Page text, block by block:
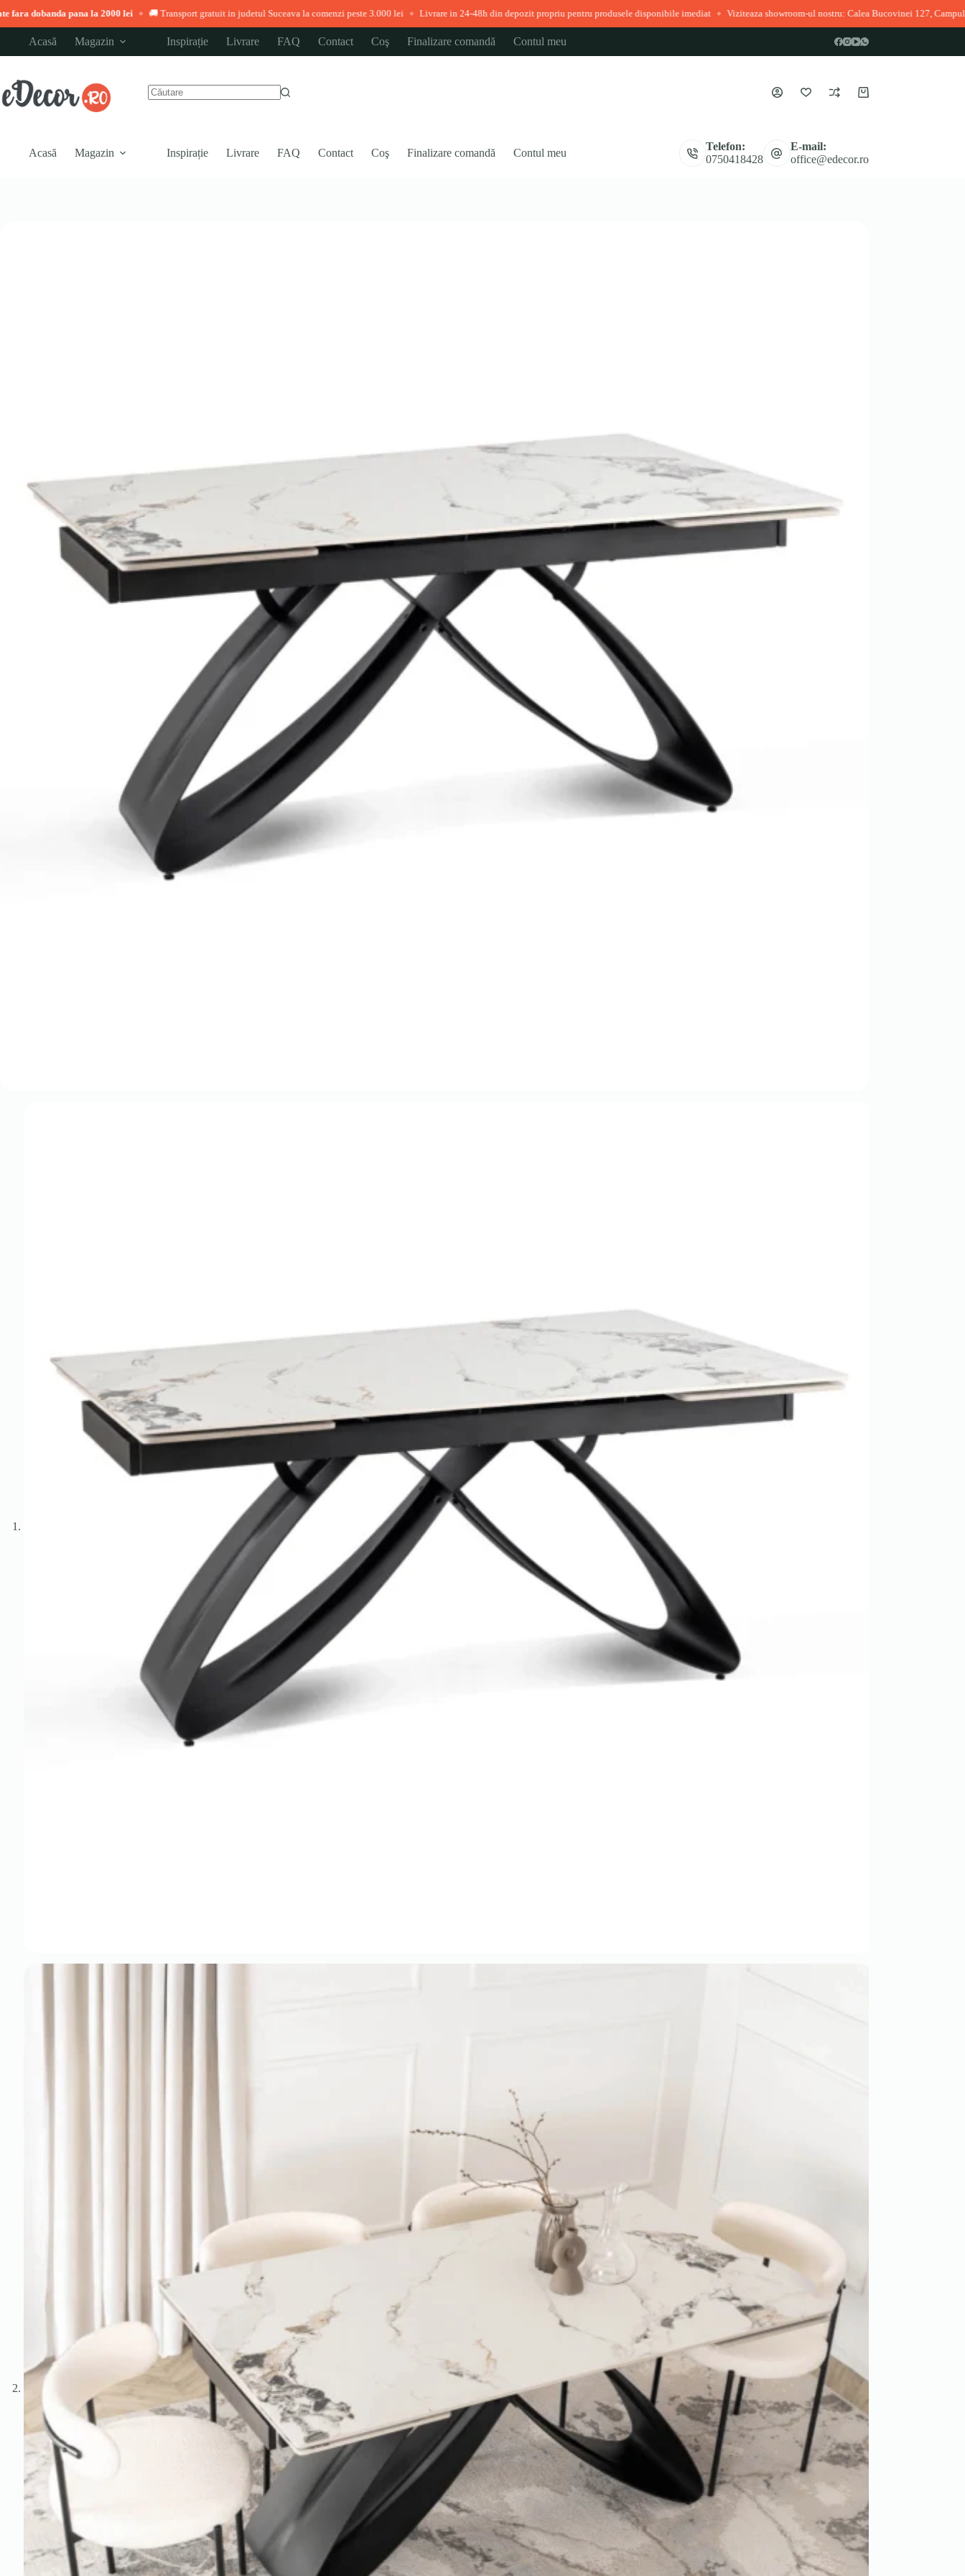
pana la 2000 lei ◆ 🚚 Transport gratuit in judetul Suceava la comenzi peste 3.000 lei ◆ Livrare in 24-48h din depozit propriu pentru produsele disponibile imediat ◆ Viziteaza showroom-ul nostru: Calea Bucovinei 127, Campulung
conținut
Acasă Magazin Inspirație Livrare FAQ Contact Coş Finalizare comandă Contul meu
Coș
Acasă Magazin Inspirație Livrare FAQ Contact Coş Finalizare comandă Contul meu
Telefon:
0750418428
E-mail:
office@edecor.ro